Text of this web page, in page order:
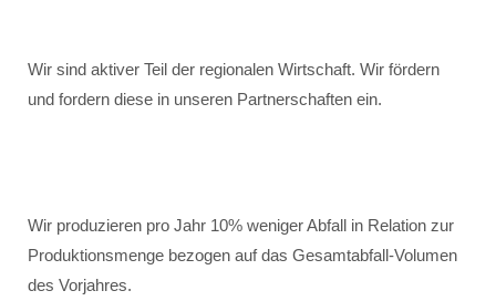
Wir sind aktiver Teil der regionalen Wirtschaft. Wir fördern
und fordern diese in unseren Partnerschaften ein.
Wir produzieren pro Jahr 10% weniger Abfall in Relation zur
Produktionsmenge bezogen auf das Gesamtabfall-Volumen
des Vorjahres.